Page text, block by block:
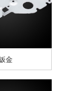
金